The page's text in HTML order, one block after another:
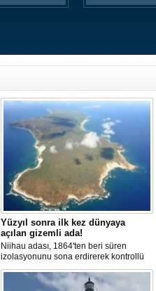
Yüzyıl sonra ilk kez dünyaya
açılan gizemli ada!
Niihau adası, 1864'ten beri süren
izolasyonunu sona erdirerek kontrollü
turist ziyaretlerine açıldı. Ada sakinleri,
modern teknolojiden uzak, katı
kurallarla dolu bir yaşam sürdürüyor.